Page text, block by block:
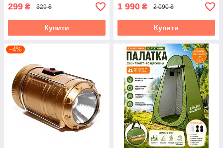
299 ₴ 329 ₴
Купити
1 990 ₴ 2 090 ₴
Купити
–4%